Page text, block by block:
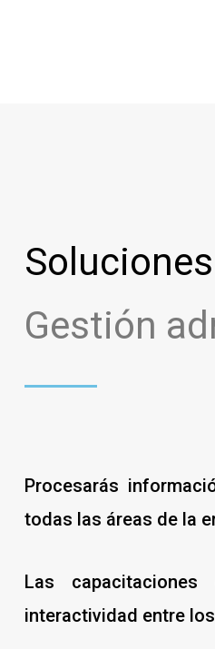
Gestión
Procesarás
todas las áreas de la
Las
interactividad entre